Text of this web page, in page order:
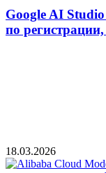
Google AI
по
18.03.2026